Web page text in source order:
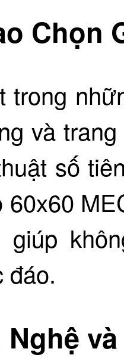
Chọn
trong
và
số
60x60
giúp
đáo.
Nghệ